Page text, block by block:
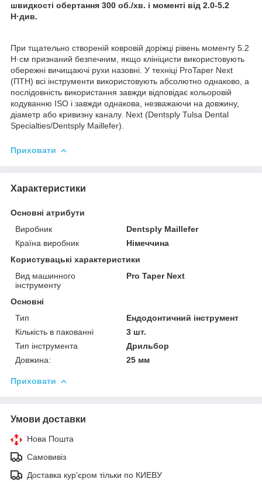
швидкості обертання 300 об./хв. і моменті від 2.0-5.2
Н·див.
При тщательно створеній ковровій доріжці рівень моменту 5.2
Н·см признаний безпечним, якщо клініцисти використовують
обережні вичищаючі рухи назовні. У техніці ProTaper Next
(ПТН) всі інструменти використовують абсолютно однаково, а
послідовність використання завжди відповідає кольоровій
кодуванню ISO і завжди однакова, незважаючи на довжину,
діаметр або кривизну каналу. Next (Dentsply Tulsa Dental
Specialties/Dentsply Maillefer).
Приховати
Характеристики
Основні атрибути
Виробник
Dentsply Maillefer
Країна виробник
Німеччина
Користувацькi характеристики
Вид машинного
інструменту
Pro Taper Next
Основні
Тип
Ендодонтичний інструмент
Кількість в пакованні
3 шт.
Тип інструмента
Дрильбор
Довжина:
25 мм
Приховати
Умови доставки
Нова Пошта
Самовивіз
Доставка кур'єром тільки по КИЕВУ